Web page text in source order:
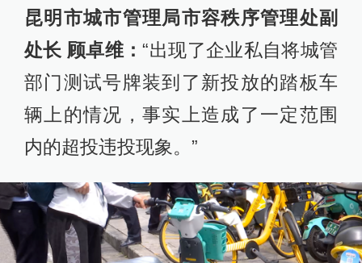
昆明市城市管理局市容秩序管理处副
处长 顾卓维：“出现了企业私自将城管
部门测试号牌装到了新投放的踏板车
辆上的情况，事实上造成了一定范围
内的超投违投现象。”